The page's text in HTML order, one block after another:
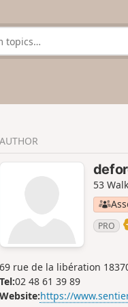
AUTHOR
53
PRO
69 rue de la libération
Tel:02 48 61 39 89
Website:https://